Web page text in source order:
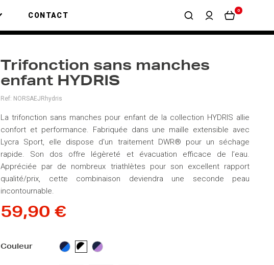
CONTACT
0
Trifonction sans manches
enfant HYDRIS
Ref: NORSAEJRhydris
La trifonction sans manches pour enfant de la collection HYDRIS allie
confort et performance. Fabriquée dans une maille extensible avec
Lycra Sport, elle dispose d'un traitement DWR® pour un séchage
rapide. Son dos offre légèreté et évacuation efficace de l’eau.
Appréciée par de nombreux triathlètes pour son excellent rapport
qualité/prix, cette combinaison deviendra une seconde peau
incontournable.
59,90 €
Couleur MARINE/BLEU
NOIR/BLANC
MARINE/VIOLET